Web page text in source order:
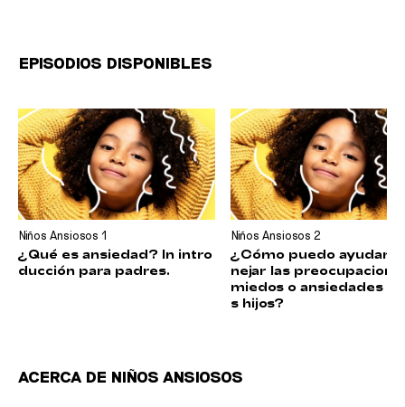
EPISODIOS DISPONIBLES
Niños Ansiosos 1
¿Qué es ansiedad? In intro
ducción para padres.
Niños Ansiosos 2
¿Cómo puedo ayudar a
nejar las
miedos o ansiedades
s hijos?
ACERCA DE NIÑOS ANSIOSOS